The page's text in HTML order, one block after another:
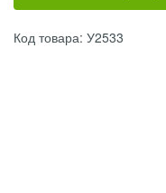
Код товара: У2533